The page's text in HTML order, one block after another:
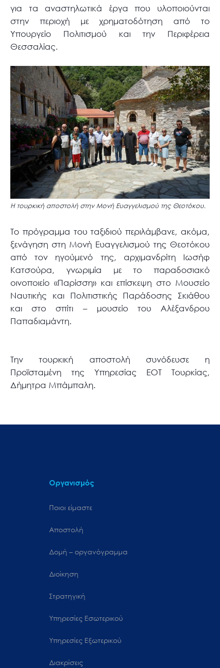
για τα αναστηλωτικά έργα που υλοποιούνται
στην περιοχή με χρηματοδότηση από το
Υπουργείο Πολιτισμού και την Περιφέρεια
Θεσσαλίας.
Η τουρκική αποστολή στην Μονή Ευαγγελισμού της Θεοτόκου.
Το πρόγραμμα του ταξιδιού περιλάμβανε, ακόμα,
ξενάγηση στη Μονή Ευαγγελισμού της Θεοτόκου
από τον ηγούμενό της, αρχιμανδρίτη Ιωσήφ
Κατσούρα, γνωριμία με το παραδοσιακό
οινοποιείο «Παρίσση» και επίσκεψη στο Μουσείο
Ναυτικής και Πολιτιστικής Παράδοσης Σκιάθου
και στο σπίτι – μουσείο του Αλέξανδρου
Παπαδιαμάντη.
Την τουρκική αποστολή συνόδευσε η
Προϊσταμένη της Υπηρεσίας ΕΟΤ Τουρκίας,
Δήμητρα Μπάμπαλη.
Οργανισμός
Ποιοι είμαστε
Αποστολή
Δομή – οργανόγραμμα
Διοίκηση
Στρατηγική
Υπηρεσίες Εσωτερικού
Υπηρεσίες Εξωτερικού
Διακρίσεις